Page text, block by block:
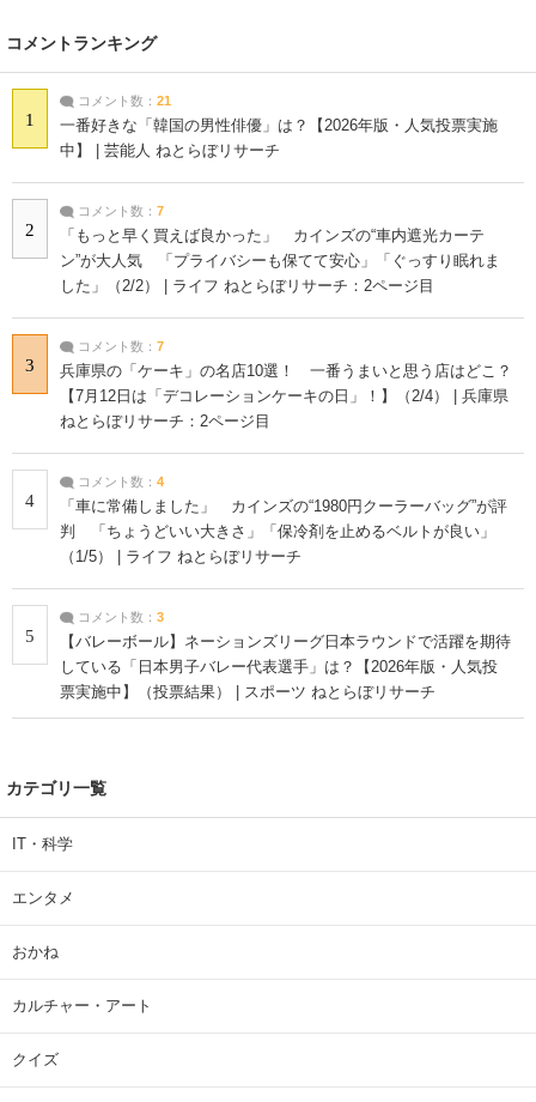
コメントランキング
1
コメント数： 21
一番好きな「韓国の男性俳優」は？【2026年版・人気投票実施
中】 | 芸能人 ねとらぼリサーチ
2
コメント数： 7
「もっと早く買えば良かった」 カインズの“車内遮光カーテ
ン”が大人気 「プライバシーも保てて安心」「ぐっすり眠れま
した」（2/2） | ライフ ねとらぼリサーチ：2ページ目
3
コメント数： 7
兵庫県の「ケーキ」の名店10選！ 一番うまいと思う店はどこ？
【7月12日は「デコレーションケーキの日」！】（2/4） | 兵庫県
ねとらぼリサーチ：2ページ目
4
コメント数： 4
「車に常備しました」 カインズの“1980円クーラーバッグ”が評
判 「ちょうどいい大きさ」「保冷剤を止めるベルトが良い」
（1/5） | ライフ ねとらぼリサーチ
5
コメント数： 3
【バレーボール】ネーションズリーグ日本ラウンドで活躍を期待
している「日本男子バレー代表選手」は？【2026年版・人気投
票実施中】（投票結果） | スポーツ ねとらぼリサーチ
カテゴリ一覧
IT・科学
エンタメ
おかね
カルチャー・アート
クイズ